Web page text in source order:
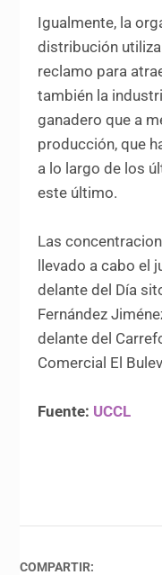
Igualmente, la
distribución
reclamo para
también la
ganadero que a
producción, que
a lo largo de los
este último.
Las
llevado a cabo el
delante del Día
Fernández
delante del
Comercial El
Fuente: UCCL
COMPARTIR: